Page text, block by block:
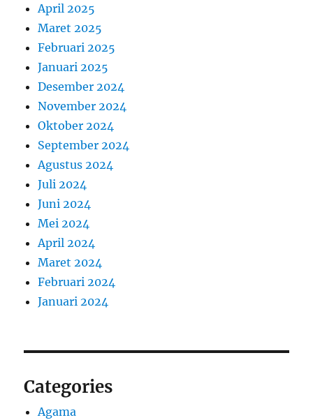
April 2025
Maret 2025
Februari 2025
Januari 2025
Desember 2024
November 2024
Oktober 2024
September 2024
Agustus 2024
Juli 2024
Juni 2024
Mei 2024
April 2024
Maret 2024
Februari 2024
Januari 2024
Categories
Agama